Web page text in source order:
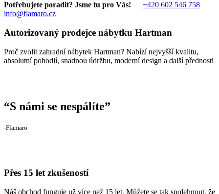
Potřebujete poradit? Jsme tu pro Vás!
+420 602 546 758
info@flamaro.cz
Autorizovaný prodejce nábytku Hartman
Proč zvolit zahradní nábytek Hartman? Nabízí nejvyšší kvalitu,
absolutní pohodlí, snadnou údržbu, moderní design a další přednosti
“S námi se nespálíte”
‐Flamaro
Přes 15 let zkušeností
Náš obchod funguje už více než 15 let. Můžete se tak spolehnout, že